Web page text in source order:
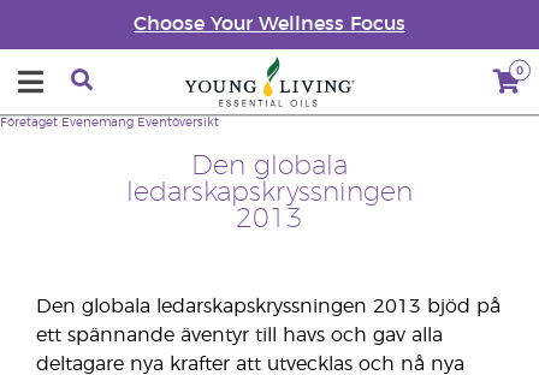
Choose Your Wellness Focus
0
Den globala
ledarskapskryssningen
2013
Företaget Evenemang Eventöversikt
Den globala ledarskapskryssningen 2013 bjöd på
ett spännande äventyr till havs och gav alla
deltagare nya krafter att utvecklas och nå nya